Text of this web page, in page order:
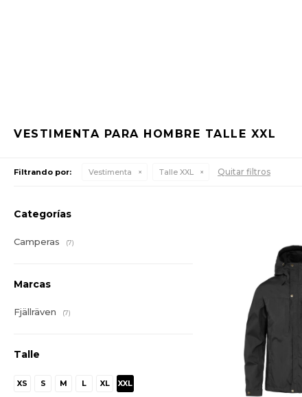
VESTIMENTA PARA HOMBRE TALLE XXL
Filtrando por: Vestimenta Talle XXL Quitar filtros
Categorías
Camperas (7)
Marcas
Fjällräven (7)
Talle
XS S M L XL XXL